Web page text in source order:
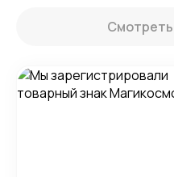
Смотреть